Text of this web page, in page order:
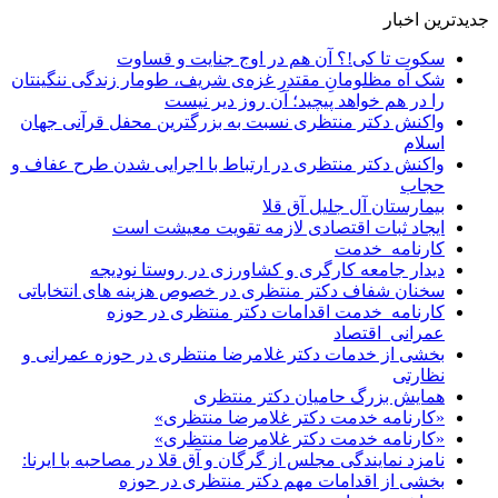
جدیدترین اخبار
سکوت تا کی!؟ آن هم در اوج جنایت و قساوت
شک آه مظلومانِ مقتدرِ غزه‌ی شریف، طومار زندگی ننگینتان
را در هم خواهد پیچید؛ آن روز دیر نیست
واکنش دکتر منتظری نسبت به بزرگترین محفل قرآنی جهان
اسلام
واکنش دکتر منتظری در ارتباط با اجرایی شدن طرح عفاف و
حجاب
بیمارستان آل جلیل آق قلا
ایجاد ثبات اقتصادی لازمه تقویت معیشت است
کارنامه_خدمت
دیدار جامعه کارگری و کشاورزی در روستا نودیجه
سخنان شفاف دکتر منتظری در خصوص هزینه های انتخاباتی
کارنامه_خدمت اقدامات دکتر منتظری در حوزه
عمرانی_اقتصاد
بخشی از خدمات دکتر غلامرضا منتظری در حوزه عمرانی و
نظارتی
همایش بزرگ حامیان دکتر منتظری
«کارنامه خدمت دکتر غلامرضا منتظری»
«کارنامه خدمت دکتر غلامرضا منتظری»
نامزد نمایندگی مجلس از گرگان و آق قلا در مصاحبه با ایرنا:
بخشی از اقدامات مهم دکتر منتظری در حوزه